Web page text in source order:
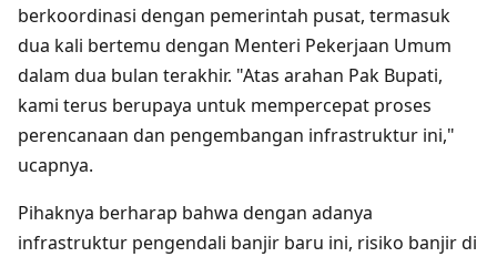
berkoordinasi dengan pemerintah pusat, termasuk
dua kali bertemu dengan Menteri Pekerjaan Umum
dalam dua bulan terakhir. "Atas arahan Pak Bupati,
kami terus berupaya untuk mempercepat proses
perencanaan dan pengembangan infrastruktur ini,"
ucapnya.
Pihaknya berharap bahwa dengan adanya
infrastruktur pengendali banjir baru ini, risiko banjir di